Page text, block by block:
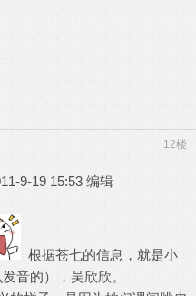
12楼
9-19 15:53 编辑
根据苍七的信息，就是小
音的），吴欣欣。